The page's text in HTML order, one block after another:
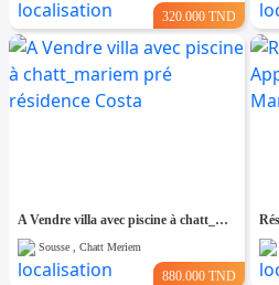
320.000 TND
A Vendre villa avec piscine à chatt_mariem pré résidence Costa
Sousse , Chatt Meriem
880.000 TND